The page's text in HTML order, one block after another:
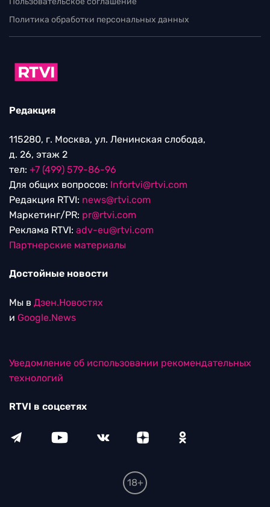
Политика обработки персональных данных
Редакция
115280, г. Москва, ул. Ленинская слобода,
д. 26, этаж 2
тел: +7 (499) 579-86-96
Для общих вопросов: Infortvi@rtvi.com
Редакция RTVI: news@rtvi.com
Маркетинг/PR: pr@rtvi.com
Реклама RTVI: adv-eu@rtvi.com
Партнерские материалы
Достойные новости
Мы в Дзен.Новостях
и Google.News
Уведомление об использовании рекомендательных
технологий
RTVI в соцсетях
18+